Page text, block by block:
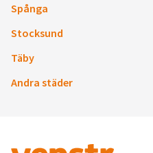
Spånga
Stocksund
Täby
Andra städer